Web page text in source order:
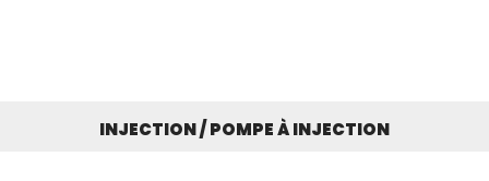
INJECTION / POMPE À INJECTION